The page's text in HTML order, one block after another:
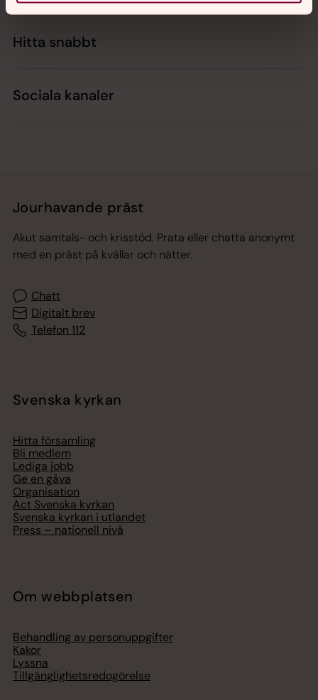
Hitta snabbt
Sociala kanaler
Jourhavande präst
Akut samtals- och krisstöd. Prata eller chatta anonymt
med en präst på kvällar och nätter.
Chatt
Digitalt brev
Telefon 112
Svenska kyrkan
Hitta församling
Bli medlem
Lediga jobb
Ge en gåva
Organisation
Act Svenska kyrkan
Svenska kyrkan i utlandet
Press – nationell nivå
Om webbplatsen
Behandling av personuppgifter
Kakor
Lyssna
Tillgänglighetsredogörelse